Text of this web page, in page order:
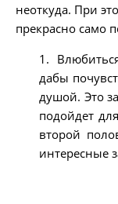
неоткуда. При
прекрасно само
1.
дабы
душой. Это
подойдет
второй
интересные